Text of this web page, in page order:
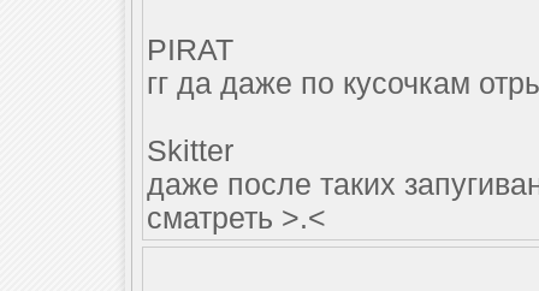
PIRAT
гг да даже по кусочкам
Skitter
даже после таких
сматреть >.<